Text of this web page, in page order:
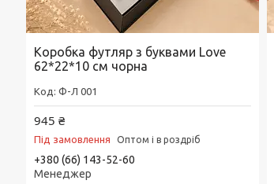
Коробка футляр з буквами Love
62*22*10 см чорна
Ф-Л 001
945 ₴
Під замовлення Оптом і в роздріб
+380 (66) 143-52-60
Менеджер